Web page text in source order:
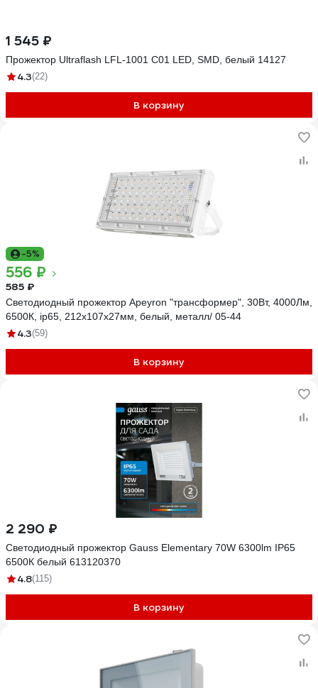
1 545 ₽
Прожектор Ultraflash LFL-1001 C01 LED, SMD, белый 14127
4.3(22)
В корзину
-5%
556 ₽
585 ₽
Светодиодный прожектор Apeyron "трансформер", 30Вт, 4000Лм,
6500К, ip65, 212x107x27мм, белый, металл/ 05-44
4.3(59)
В корзину
2 290 ₽
Светодиодный прожектор Gauss Elementary 70W 6300lm IP65
6500К белый 613120370
4.8(115)
В корзину